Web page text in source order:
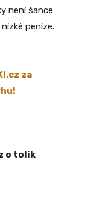
není šance
peníze.
za
o tolik